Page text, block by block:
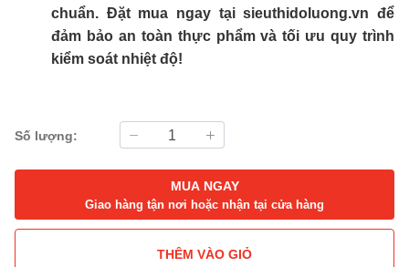
chuẩn. Đặt mua ngay tại sieuthidoluong.vn để
đảm bảo an toàn thực phẩm và tối ưu quy trình
kiểm soát nhiệt độ!
Số lượng:
MUA NGAY
Giao hàng tận nơi hoặc nhận tại cửa hàng
THÊM VÀO GIỎ